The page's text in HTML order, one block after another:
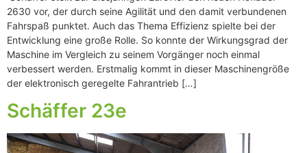
2630 vor, der durch seine Agilität und den damit verbundenen
Fahrspaß punktet. Auch das Thema Effizienz spielte bei der
Entwicklung eine große Rolle. So konnte der Wirkungsgrad der
Maschine im Vergleich zu seinem Vorgänger noch einmal
verbessert werden. Erstmalig kommt in dieser Maschinengröße
der elektronisch geregelte Fahrantrieb […]
Schäffer 23e